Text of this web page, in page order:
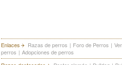
Enlaces Razas de perros | Foro de Perros |
perros | Adopciones de perros